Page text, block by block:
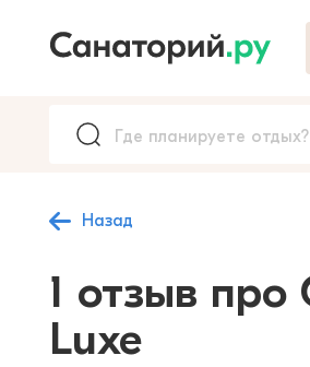
Назад
1 отзыв
Luxe